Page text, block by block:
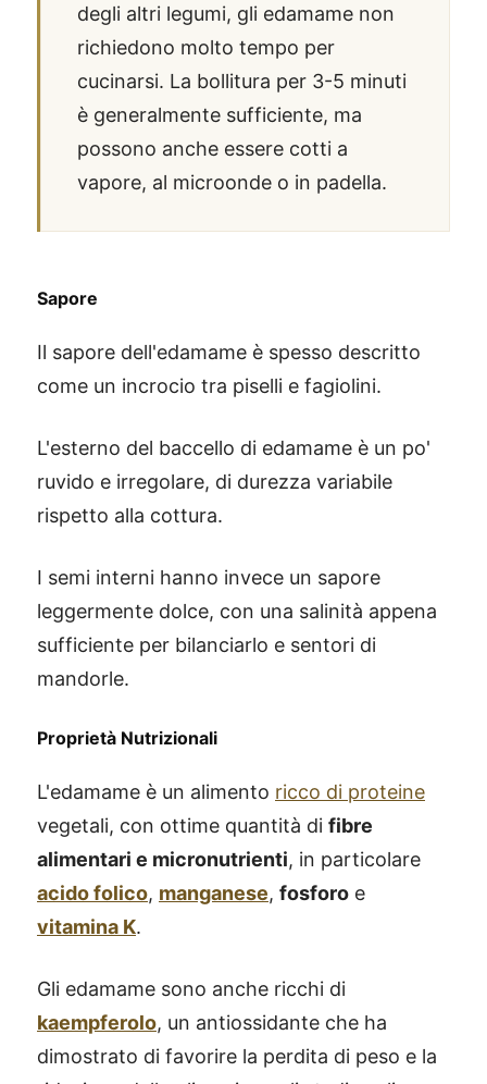
degli altri legumi, gli edamame non
richiedono molto tempo per
cucinarsi. La bollitura per 3-5 minuti
è generalmente sufficiente, ma
possono anche essere cotti a
vapore, al microonde o in padella.
Sapore
Il sapore dell'edamame è spesso descritto
come un incrocio tra piselli e fagiolini.
L'esterno del baccello di edamame è un po'
ruvido e irregolare, di durezza variabile
rispetto alla cottura.
I semi interni hanno invece un sapore
leggermente dolce, con una salinità appena
sufficiente per bilanciarlo e sentori di
mandorle.
Proprietà Nutrizionali
L'edamame è un alimento ricco di proteine
vegetali, con ottime quantità di fibre
alimentari e micronutrienti, in particolare
acido folico, manganese, fosforo e
vitamina K.
Gli edamame sono anche ricchi di
kaempferolo, un antiossidante che ha
dimostrato di favorire la perdita di peso e la